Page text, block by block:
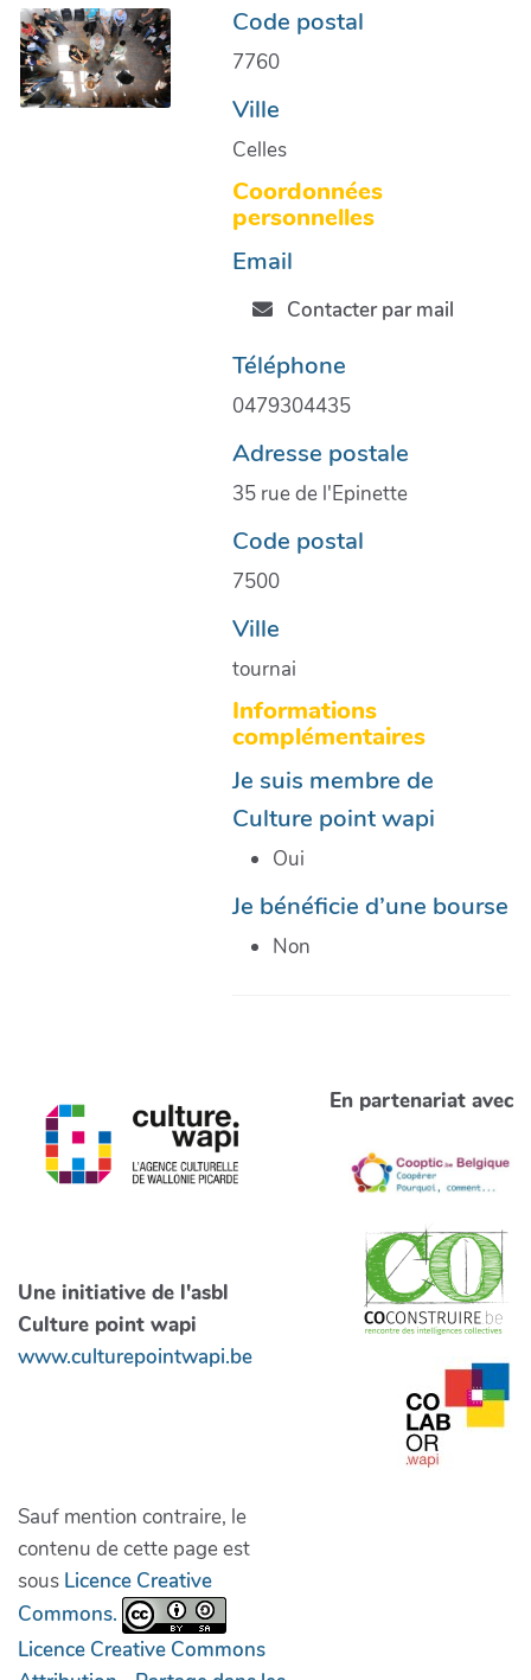
Code postal
7760
Ville
Celles
Coordonnées
personnelles
Email
Contacter par mail
Téléphone
0479304435
Adresse postale
35 rue de l'Epinette
Code postal
7500
Ville
tournai
Informations
complémentaires
Je suis membre de
Culture point wapi
Oui
Je bénéficie d’une bourse
Non
Une initiative de l'asbl
Culture point wapi
www.culturepointwapi.be
Sauf mention contraire, le
contenu de cette page est
sous Licence Creative
Commons.
Licence Creative Commons
En partenariat avec